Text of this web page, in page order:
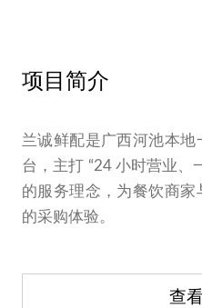
项目简介
兰诚鲜配是广西河池本
台，主打 “24 小时营业、
的服务理念，为餐饮商
的采购体验。
查